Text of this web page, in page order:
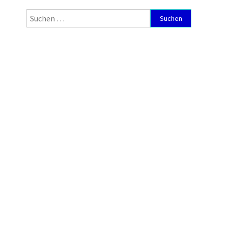
Suchen
nach: